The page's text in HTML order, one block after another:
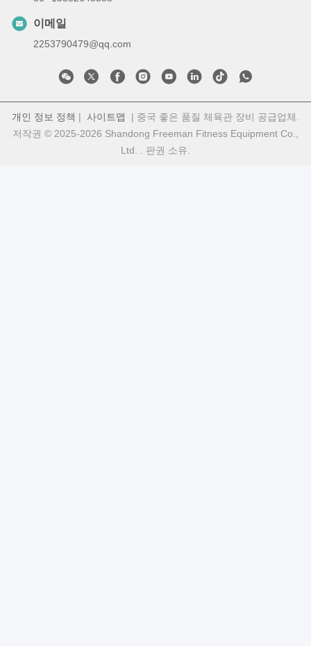
이메일
2253790479@qq.com
개인 정보 정책 | 사이트맵
| 중국 좋은 품질 체육관 장비 공급업체.
저작권 © 2025-2026 Shandong Freeman Fitness Equipment Co.,
Ltd. . 판권 소유.